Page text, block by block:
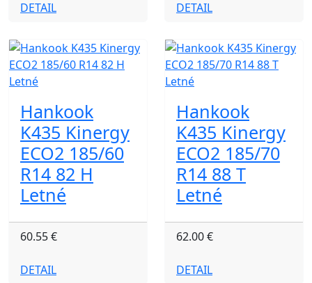
DETAIL DETAIL
Hankook
K435 Kinergy
ECO2 185/60
R14 82 H
Letné
60.55 €
DETAIL
Hankook
K435 Kinergy
ECO2 185/70
R14 88 T
Letné
62.00 €
DETAIL